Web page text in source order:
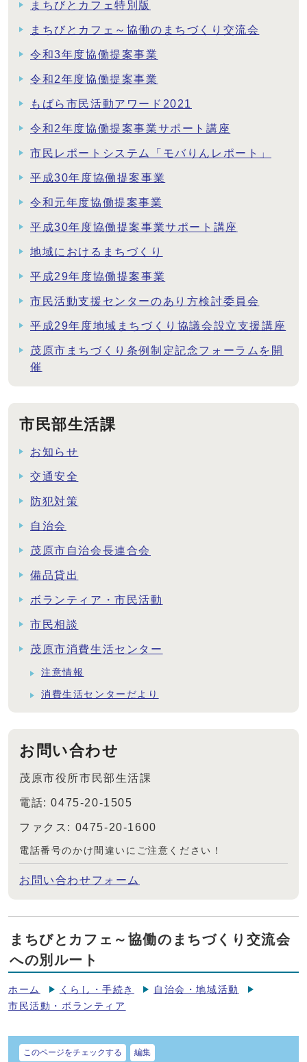
まちびとカフェ特別版
まちびとカフェ～協働のまちづくり交流会
令和3年度協働提案事業
令和2年度協働提案事業
もばら市民活動アワード2021
令和2年度協働提案事業サポート講座
市民レポートシステム「モバりんレポート」
平成30年度協働提案事業
令和元年度協働提案事業
平成30年度協働提案事業サポート講座
地域におけるまちづくり
平成29年度協働提案事業
市民活動支援センターのあり方検討委員会
平成29年度地域まちづくり協議会設立支援講座
茂原市まちづくり条例制定記念フォーラムを開
催
市民部生活課
お知らせ
交通安全
防犯対策
自治会
茂原市自治会長連合会
備品貸出
ボランティア・市民活動
市民相談
茂原市消費生活センター
注意情報
消費生活センターだより
お問い合わせ
茂原市役所市民部生活課
電話: 0475-20-1505
ファクス: 0475-20-1600
電話番号のかけ間違いにご注意ください！
お問い合わせフォーム
まちびとカフェ～協働のまちづくり交流会
への別ルート
ホーム くらし・手続き
自治会・地域活動
市民活動・ボランティア
このページをチェックする 編集